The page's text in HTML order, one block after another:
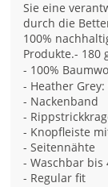
Sie eine
durch die
100%
Produkte.- 180
- 100%
- Heather Grey:
- Nackenband
-
- Knopfleiste
- Seitennähte
- Waschbar bis
- Regular fit